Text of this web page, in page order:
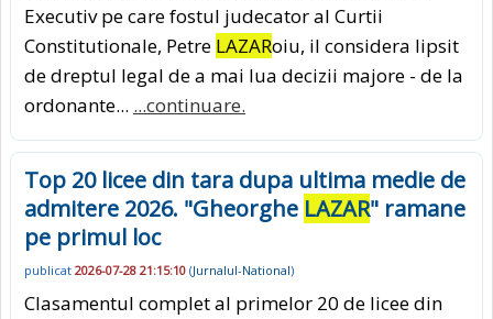
Executiv pe care fostul judecator al Curtii
Constitutionale, Petre LAZARoiu, il considera lipsit
de dreptul legal de a mai lua decizii majore - de la
ordonante... ...continuare.
Top 20 licee din tara dupa ultima medie de
admitere 2026. "Gheorghe LAZAR" ramane
pe primul loc
publicat 2026-07-28 21:15:10 (Jurnalul-National)
Clasamentul complet al primelor 20 de licee din